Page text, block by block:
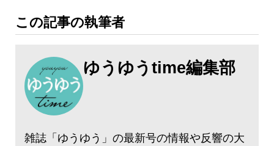
この記事の執筆者
ゆうゆうtime編集部
雑誌「ゆうゆう」の最新号の情報や反響の大